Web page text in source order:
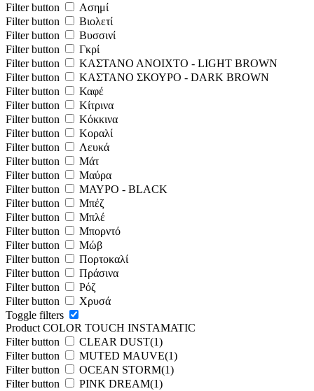
Filter button
Ασημί
Filter button
Βιολετί
Filter button
Βυσσινί
Filter button
Γκρί
Filter button
ΚΑΣΤΑΝΟ ΑΝΟΙΧΤΟ - LIGHT BROWN
Filter button
ΚΑΣΤΑΝΟ ΣΚΟΥΡΟ - DARK BROWN
Filter button
Καφέ
Filter button
Κίτρινα
Filter button
Κόκκινα
Filter button
Κοραλί
Filter button
Λευκά
Filter button
Μάτ
Filter button
Μαύρα
Filter button
ΜΑΥΡΟ - BLACK
Filter button
Μπέζ
Filter button
Μπλέ
Filter button
Μπορντό
Filter button
Μώβ
Filter button
Πορτοκαλί
Filter button
Πράσινα
Filter button
Ρόζ
Filter button
Χρυσά
Toggle filters
Product COLOR TOUCH INSTAMATIC
Filter button
CLEAR DUST(1)
Filter button
MUTED MAUVE(1)
Filter button
OCEAN STORM(1)
Filter button
PINK DREAM(1)